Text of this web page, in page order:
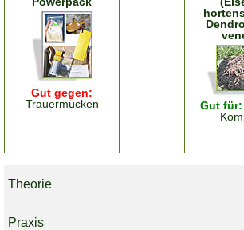
Gut gegen:
Trauermücken
Gut für:
Theorie
Praxis